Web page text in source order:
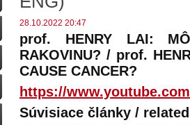
28.10.2022 20:47
prof. HENRY LAI:
RAKOVINU? / prof.
CAUSE CANCER?
https://
Súvisiace články /